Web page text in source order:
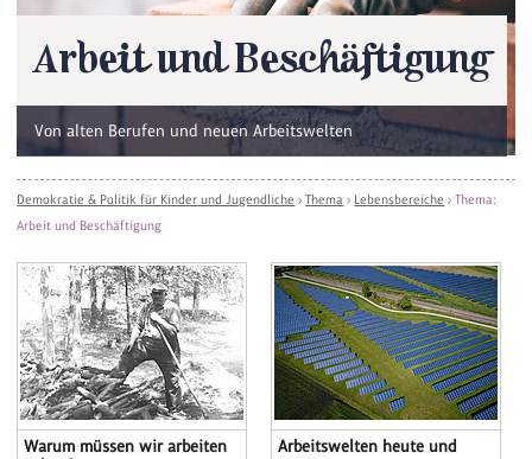
Arbeit und Beschäftigung
Von alten Berufen und neuen Arbeitswelten
Demokratie & Politik für Kinder und Jugendliche ›Thema › Lebensbereiche ›Thema:
Arbeit und Beschäftigung
Warum müssen wir arbeiten
Arbeitswelten heute und